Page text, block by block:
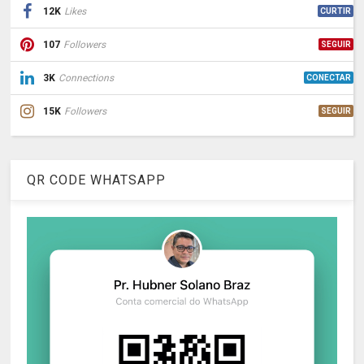
12K Likes CURTIR
107 Followers SEGUIR
3K Connections CONECTAR
15K Followers SEGUIR
QR CODE WHATSAPP